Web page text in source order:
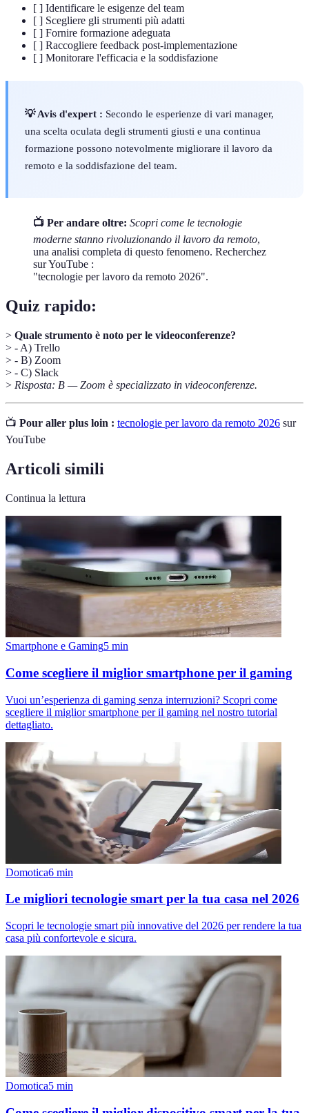
[ ] Identificare le esigenze del team
[ ] Scegliere gli strumenti più adatti
[ ] Fornire formazione adeguata
[ ] Raccogliere feedback post-implementazione
[ ] Monitorare l'efficacia e la soddisfazione
💡 Avis d'expert : Secondo le esperienze di vari manager,
una scelta oculata degli strumenti giusti e una continua
formazione possono notevolmente migliorare il lavoro da
remoto e la soddisfazione del team.
📺 Per andare oltre: Scopri come le tecnologie
moderne stanno rivoluzionando il lavoro da remoto,
una analisi completa di questo fenomeno. Recherchez
sur YouTube :
"tecnologie per lavoro da remoto 2026".
Quiz rapido:
> Quale strumento è noto per le videoconferenze?
> - A) Trello
> - B) Zoom
> - C) Slack
> Risposta: B — Zoom è specializzato in videoconferenze.
📺 Pour aller plus loin : tecnologie per lavoro da remoto 2026 sur
YouTube
Articoli simili
Continua la lettura
Smartphone e Gaming5 min
Come scegliere il miglior smartphone per il gaming
Vuoi un’esperienza di gaming senza interruzioni? Scopri come
scegliere il miglior smartphone per il gaming nel nostro tutorial
dettagliato.
Domotica6 min
Le migliori tecnologie smart per la tua casa nel 2026
Scopri le tecnologie smart più innovative del 2026 per rendere la tua
casa più confortevole e sicura.
Domotica5 min